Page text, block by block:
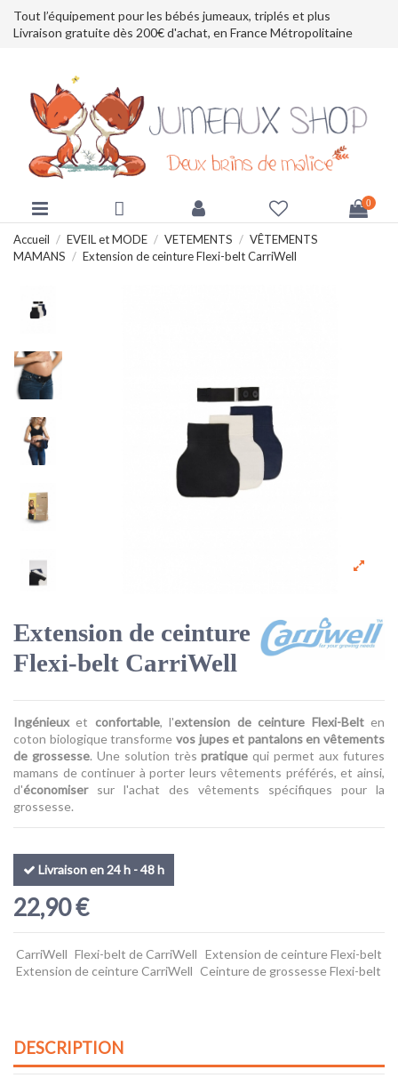
Tout l’équipement pour les bébés jumeaux, triplés et plus
Livraison gratuite dès 200€ d'achat, en France Métropolitaine
0
Accueil EVEIL et MODE VETEMENTS
VÊTEMENTS
MAMANS
Extension de ceinture Flexi-belt CarriWell
Extension de ceinture
Flexi-belt CarriWell
Ingénieuxet confortable, l'extension de ceinture Flexi-Belten
coton biologique transforme vos jupes et pantalons en vêtements
de grossesse. Une solution trèspratique qui permet aux futures
mamans de continuer à porter leurs vêtements préférés, et ainsi,
d'économisersur l'achat des vêtements spécifiques pour la
grossesse.
Livraison en 24 h - 48 h
22,90 €
CarriWell Flexi-belt de CarriWell Extension de ceinture Flexi-belt
Extension de ceinture CarriWell Ceinture de grossesse Flexi-belt
DESCRIPTION